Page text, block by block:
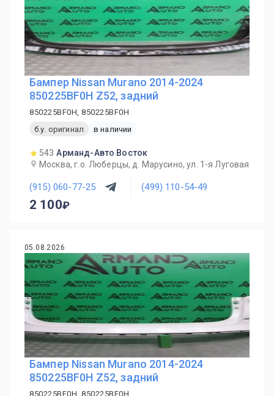
Бампер Nissan Murano 2014-2024
850225BF0H Z52, задний
850225BF0H, 850225BF0H
б.у. оригинал
в наличии
543 Арманд-Авто Восток
Москва, г.о. Люберцы, д. Марусино, ул. 1-я Луговая
(915) 060-77-25 (499) 110-54-49
2 100
05.08.2026
Бампер Nissan Murano 2014-2024
850225BF0H Z52, задний
850225BF0H, 850225BF0H